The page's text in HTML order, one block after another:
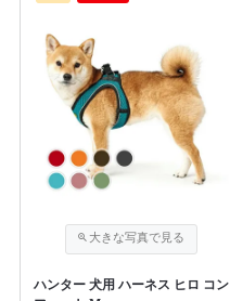
ハンター 犬用 ハーネス ヒロ コン